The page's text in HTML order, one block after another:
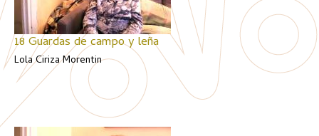
18 Guardas de campo y leña
Lola Ciriza Morentin